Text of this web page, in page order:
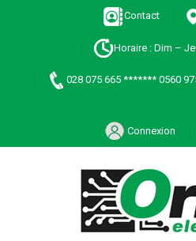
Contact
Horaire : Dim –
028 075 665 ******* 0560
Connexion